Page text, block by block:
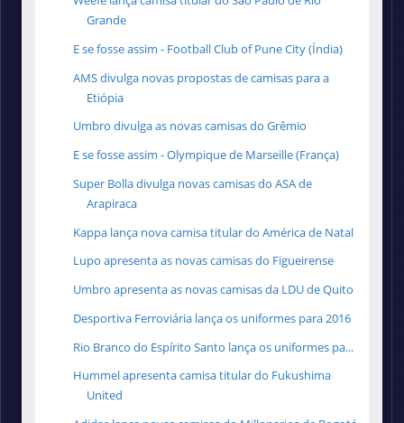
Grande
E se fosse assim - Football Club of Pune City (Índia)
AMS divulga novas propostas de camisas para a
Etiópia
Umbro divulga as novas camisas do Grêmio
E se fosse assim - Olympique de Marseille (França)
Super Bolla divulga novas camisas do ASA de
Arapiraca
Kappa lança nova camisa titular do América de Natal
Lupo apresenta as novas camisas do Figueirense
Umbro apresenta as novas camisas da LDU de Quito
Desportiva Ferroviária lança os uniformes para 2016
Rio Branco do Espírito Santo lança os uniformes pa...
Hummel apresenta camisa titular do Fukushima
United